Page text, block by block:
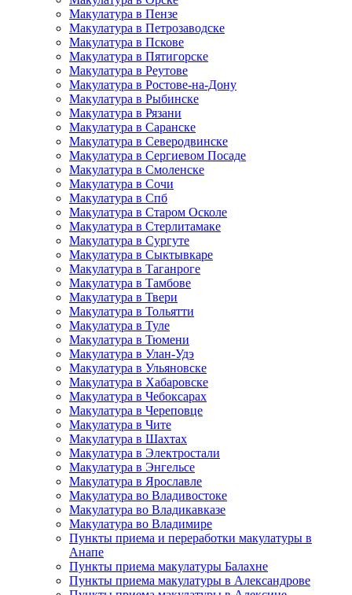
Макулатура в Пензе
Макулатура в Петрозаводске
Макулатура в Пскове
Макулатура в Пятигорске
Макулатура в Реутове
Макулатура в Ростове-на-Дону
Макулатура в Рыбинске
Макулатура в Рязани
Макулатура в Саранске
Макулатура в Северодвинске
Макулатура в Сергиевом Посаде
Макулатура в Смоленске
Макулатура в Сочи
Макулатура в Спб
Макулатура в Старом Осколе
Макулатура в Стерлитамаке
Макулатура в Сургуте
Макулатура в Сыктывкаре
Макулатура в Таганроге
Макулатура в Тамбове
Макулатура в Твери
Макулатура в Тольятти
Макулатура в Туле
Макулатура в Тюмени
Макулатура в Улан-Удэ
Макулатура в Ульяновске
Макулатура в Хабаровске
Макулатура в Чебоксарах
Макулатура в Череповце
Макулатура в Чите
Макулатура в Шахтах
Макулатура в Электростали
Макулатура в Энгельсе
Макулатура в Ярославле
Макулатура во Владивостоке
Макулатура во Владикавказе
Макулатура во Владимире
Пункты приема и переработки макулатуры в
Анапе
Пункты приема макулатуры Балахне
Пункты приема макулатуры в Александрове